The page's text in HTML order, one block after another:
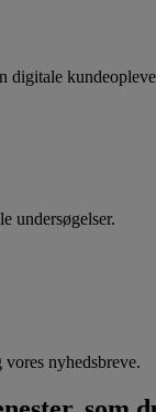
digitale
undersøgelser.
nyhedsbreve.